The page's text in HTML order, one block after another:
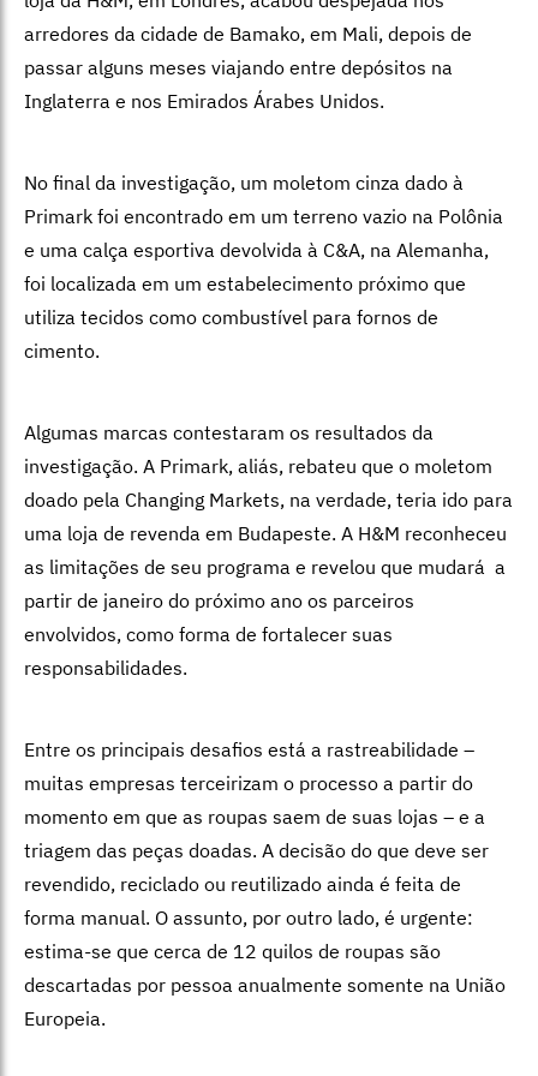
arredores da cidade de Bamako, em Mali, depois de
passar alguns meses viajando entre depósitos na
Inglaterra e nos Emirados Árabes Unidos.
No final da investigação, um moletom cinza dado à
Primark foi encontrado em um terreno vazio na Polônia
e uma calça esportiva devolvida à C&A, na Alemanha,
foi localizada em um estabelecimento próximo que
utiliza tecidos como combustível para fornos de
cimento.
Algumas marcas contestaram os resultados da
investigação. A Primark, aliás, rebateu que o moletom
doado pela Changing Markets, na verdade, teria ido para
uma loja de revenda em Budapeste. A H&M reconheceu
as limitações de seu programa e revelou que mudará a
partir de janeiro do próximo ano os parceiros
envolvidos, como forma de fortalecer suas
responsabilidades.
Entre os principais desafios está a rastreabilidade –
muitas empresas terceirizam o processo a partir do
momento em que as roupas saem de suas lojas – e a
triagem das peças doadas. A decisão do que deve ser
revendido, reciclado ou reutilizado ainda é feita de
forma manual. O assunto, por outro lado, é urgente:
estima-se que cerca de 12 quilos de roupas são
descartadas por pessoa anualmente somente na União
Europeia.